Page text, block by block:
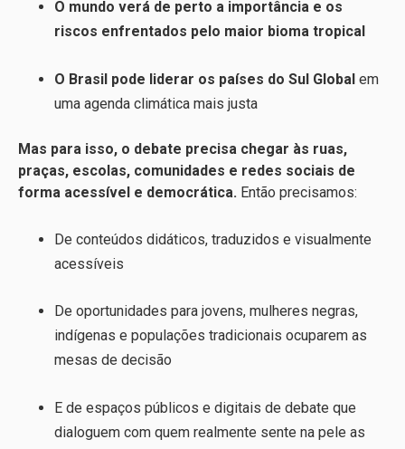
O mundo verá de perto a importância e os
riscos enfrentados pelo maior bioma tropical
O Brasil pode liderar os países do Sul Global em
uma agenda climática mais justa
Mas para isso, o debate precisa chegar às ruas,
praças, escolas, comunidades e redes sociais de
forma acessível e democrática. Então precisamos:
De conteúdos didáticos, traduzidos e visualmente
acessíveis
De oportunidades para jovens, mulheres negras,
indígenas e populações tradicionais ocuparem as
mesas de decisão
E de espaços públicos e digitais de debate que
dialoguem com quem realmente sente na pele as